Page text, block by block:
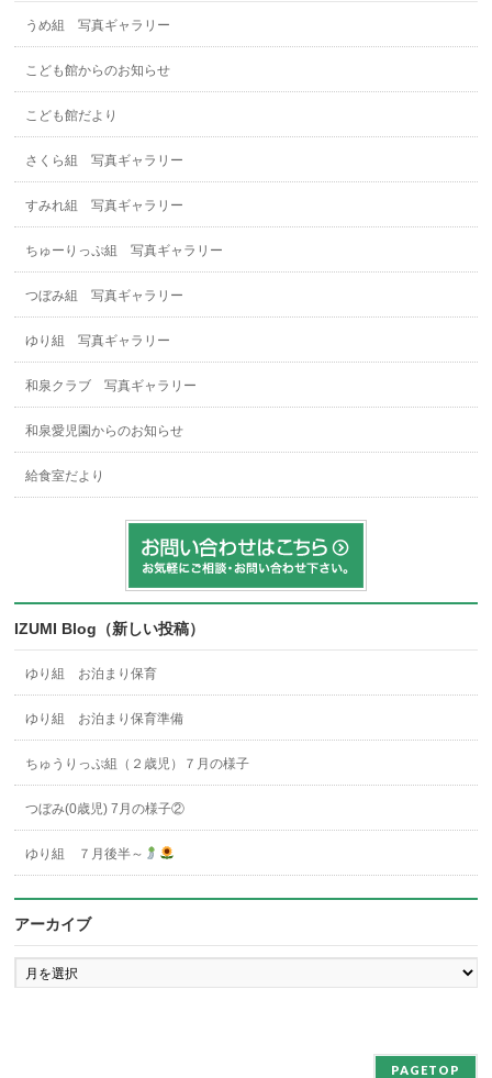
うめ組 写真ギャラリー
こども館からのお知らせ
こども館だより
さくら組 写真ギャラリー
すみれ組 写真ギャラリー
ちゅーりっぷ組 写真ギャラリー
つぼみ組 写真ギャラリー
ゆり組 写真ギャラリー
和泉クラブ 写真ギャラリー
和泉愛児園からのお知らせ
給食室だより
IZUMI Blog（新しい投稿）
ゆり組 お泊まり保育
ゆり組 お泊まり保育準備
ちゅうりっぷ組（２歳児）７月の様子
つぼみ(0歳児) 7月の様子②
ゆり組 ７月後半～
アーカイブ
ア
ー
PAGETOP